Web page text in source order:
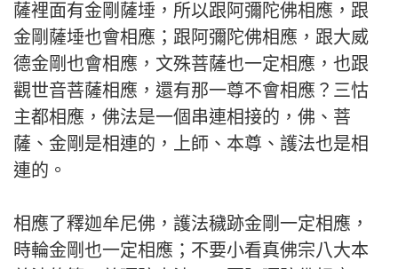
薩裡面有金剛薩埵，所以跟阿彌陀佛相應，跟
金剛薩埵也會相應；跟阿彌陀佛相應，跟大威
德金剛也會相應，文殊菩薩也一定相應，也跟
觀世音菩薩相應，還有那一尊不會相應？三怙
主都相應，佛法是一個串連相接的，佛、菩
薩、金剛是相連的，上師、本尊、護法也是相
連的。
相應了釋迦牟尼佛，護法穢跡金剛一定相應，
時輪金剛也一定相應；不要小看真佛宗八大本